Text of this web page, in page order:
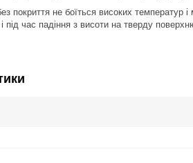
покриття не боїться високих температур
під час падіння з висоти на тверду